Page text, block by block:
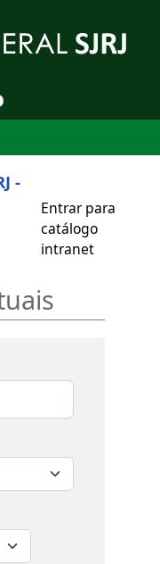
-
Entrar para
catálogo
intranet